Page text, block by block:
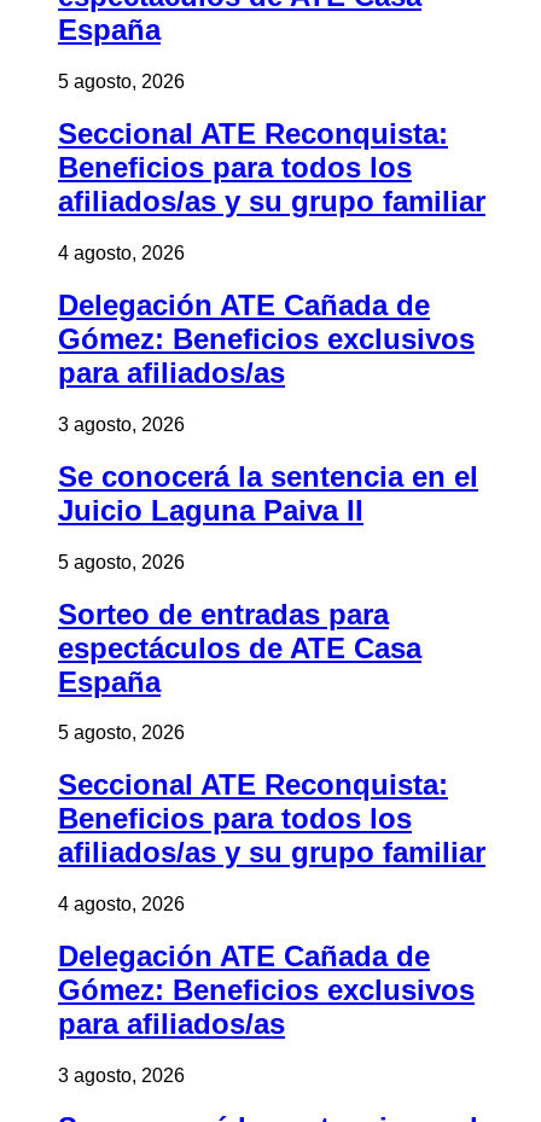
España
5 agosto, 2026
Seccional ATE Reconquista:
Beneficios para todos los
afiliados/as y su grupo familiar
4 agosto, 2026
Delegación ATE Cañada de
Gómez: Beneficios exclusivos
para afiliados/as
3 agosto, 2026
Se conocerá la sentencia en el
Juicio Laguna Paiva II
5 agosto, 2026
Sorteo de entradas para
espectáculos de ATE Casa
España
5 agosto, 2026
Seccional ATE Reconquista:
Beneficios para todos los
afiliados/as y su grupo familiar
4 agosto, 2026
Delegación ATE Cañada de
Gómez: Beneficios exclusivos
para afiliados/as
3 agosto, 2026